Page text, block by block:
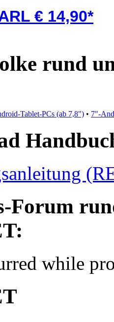
€ 14,90*
rund
Tablet-PCs (ab 7,8") • 7"-
Forum
while